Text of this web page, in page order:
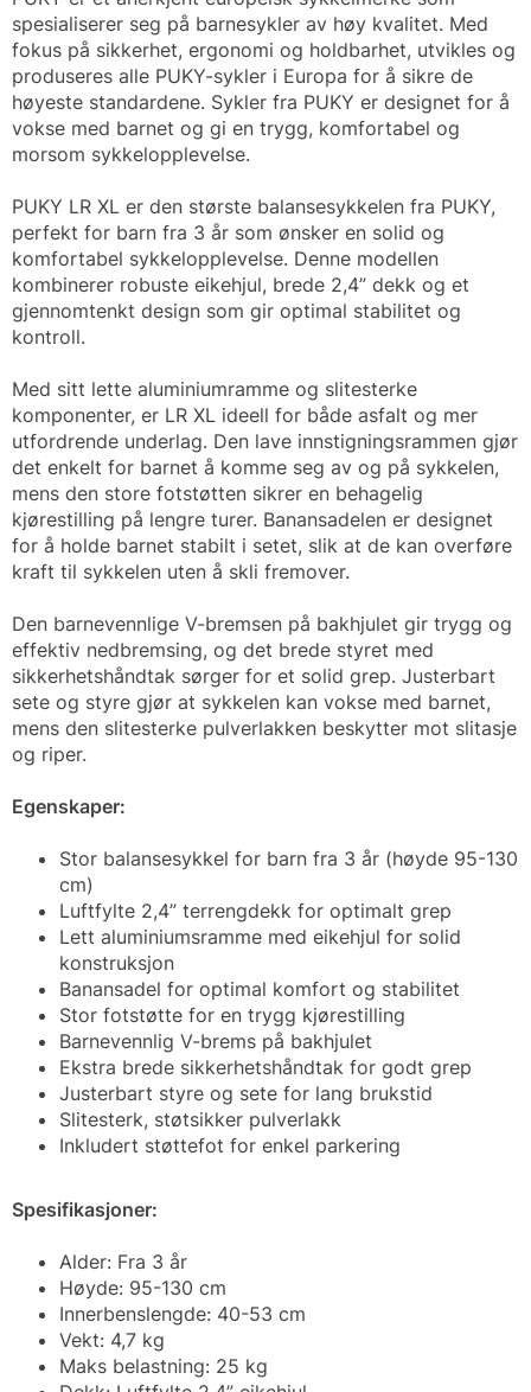
spesialiserer seg på barnesykler av høy kvalitet. Med
fokus på sikkerhet, ergonomi og holdbarhet, utvikles og
produseres alle PUKY-sykler i Europa for å sikre de
høyeste standardene. Sykler fra PUKY er designet for å
vokse med barnet og gi en trygg, komfortabel og
morsom sykkelopplevelse.
PUKY LR XL er den største balansesykkelen fra PUKY,
perfekt for barn fra 3 år som ønsker en solid og
komfortabel sykkelopplevelse. Denne modellen
kombinerer robuste eikehjul, brede 2,4” dekk og et
gjennomtenkt design som gir optimal stabilitet og
kontroll.
Med sitt lette aluminiumramme og slitesterke
komponenter, er LR XL ideell for både asfalt og mer
utfordrende underlag. Den lave innstigningsrammen gjør
det enkelt for barnet å komme seg av og på sykkelen,
mens den store fotstøtten sikrer en behagelig
kjørestilling på lengre turer. Banansadelen er designet
for å holde barnet stabilt i setet, slik at de kan overføre
kraft til sykkelen uten å skli fremover.
Den barnevennlige V-bremsen på bakhjulet gir trygg og
effektiv nedbremsing, og det brede styret med
sikkerhetshåndtak sørger for et solid grep. Justerbart
sete og styre gjør at sykkelen kan vokse med barnet,
mens den slitesterke pulverlakken beskytter mot slitasje
og riper.
Egenskaper:
Stor balansesykkel for barn fra 3 år (høyde 95-130
cm)
Luftfylte 2,4” terrengdekk for optimalt grep
Lett aluminiumsramme med eikehjul for solid
konstruksjon
Banansadel for optimal komfort og stabilitet
Stor fotstøtte for en trygg kjørestilling
Barnevennlig V-brems på bakhjulet
Ekstra brede sikkerhetshåndtak for godt grep
Justerbart styre og sete for lang brukstid
Slitesterk, støtsikker pulverlakk
Inkludert støttefot for enkel parkering
Spesifikasjoner:
Alder: Fra 3 år
Høyde: 95-130 cm
Innerbenslengde: 40-53 cm
Vekt: 4,7 kg
Maks belastning: 25 kg